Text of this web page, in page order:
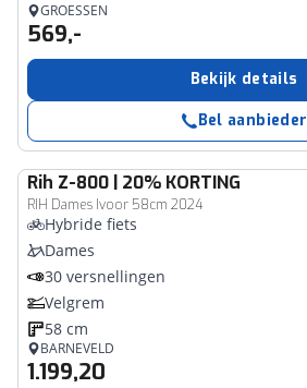
GROESSEN
569,-
Bekijk details
Bel aanbieder
Rih Z-800 | 20% KORTING
RIH Dames Ivoor 58cm 2024
Hybride fiets
Dames
30 versnellingen
Velgrem
58 cm
BARNEVELD
1.199,20